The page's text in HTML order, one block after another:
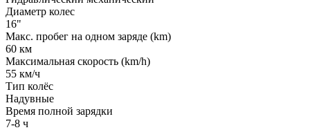
Диаметр колес
16"
Макс. пробег на одном заряде (km)
60 км
Максимальная скорость (km/h)
55 км/ч
Тип колёс
Надувные
Время полной зарядки
7-8 ч